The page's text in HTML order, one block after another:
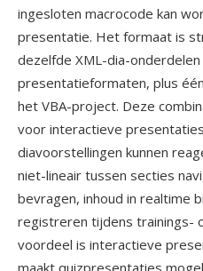
ingesloten macrocode kan
presentatie. Het formaat is
dezelfde XML-dia-
presentatieformaten, plus
het VBA-project. Deze
voor interactieve
diavoorstellingen kunnen
niet-lineair tussen secties
bevragen, inhoud in realtime
registreren tijdens trainings-
voordeel is interactieve
maakt quizpresentaties